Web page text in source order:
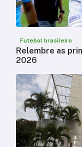
Futebol brasileiro
Relembre as
2026